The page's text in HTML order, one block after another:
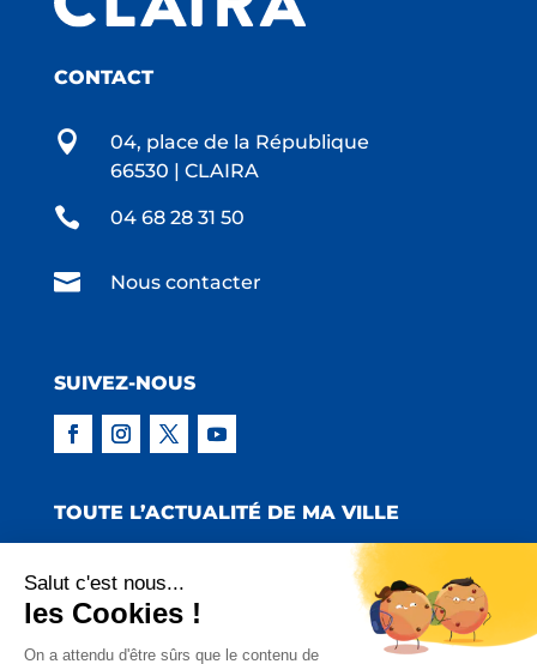
CONTACT

04, place de la République
66530 | CLAIRA
 04 68 28 31 50
 Nous contacter
SUIVEZ-NOUS
TOUTE L’ACTUALITÉ DE MA VILLE
Copyright © 2022 Mairie de Claira | Réalisation
Salut c'est nous...
les Cookies !
On a attendu d'être sûrs que le contenu de